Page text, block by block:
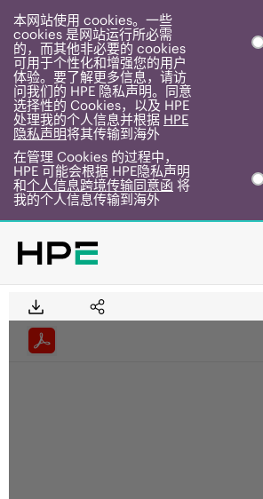
本网站使用 cookies。一些
cookies 是网站运行所必需
的，而其他非必要的 cookies
可用于个性化和增强您的用户
体验。要了解更多信息，请访
问我们的 HPE 隐私声明。同意
选择性的 Cookies，以及 HPE
处理我的个人信息并根据 HPE
隐私声明将其传输到海外
在管理 Cookies 的过程中，
HPE 可能会根据 HPE隐私声明
和个人信息跨境传输同意函 将
我的个人信息传输到海外